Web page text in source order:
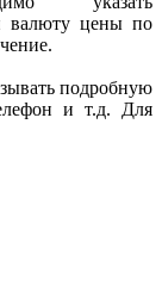
валюту цены по
подробную
и т.д. Для